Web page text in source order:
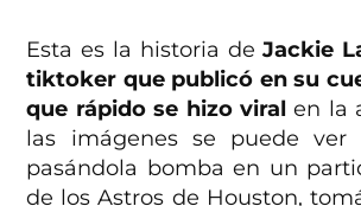
Esta es la historia deJackie
tiktoker que publicó en su
que rápido se hizo viralen la
las imágenes se puede ver
pasándola bomba en un
de los Astros de Houston,